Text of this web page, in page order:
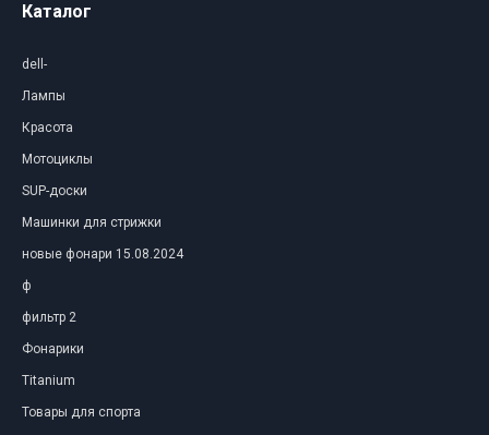
Каталог
dell-
Лампы
Красота
Мотоциклы
SUP-доски
Машинки для стрижки
новые фонари 15.08.2024
ф
фильтр 2
Фонарики
Titanium
Товары для спорта